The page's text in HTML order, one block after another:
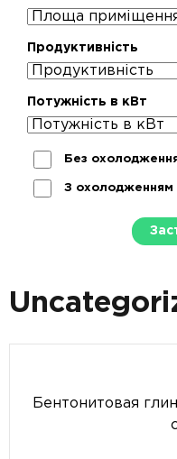
Продуктивність
Потужність в кВт
Без
З охолодженням
Бентонитовая